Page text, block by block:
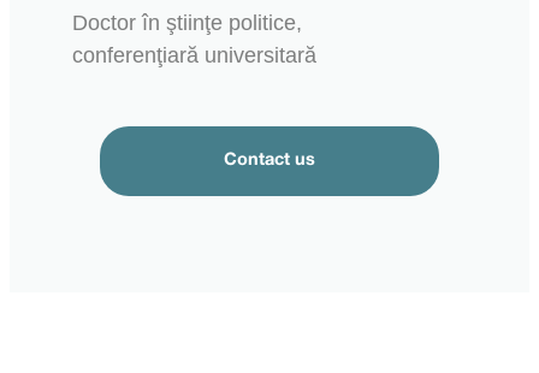
Doctor în ştiinţe politice,
conferenţiară universitară
Contact us